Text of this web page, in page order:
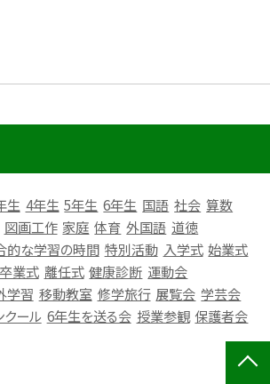
生 4年生 5年生 6年生 国語 社会 算数
図画工作 家庭 体育 外国語 道徳
的な学習の時間 特別活動 入学式 始業式
卒業式 離任式 健康診断 運動会
学習 移動教室 修学旅行 展覧会 学芸会
ール 6年生を送る会 授業参観 保護者会